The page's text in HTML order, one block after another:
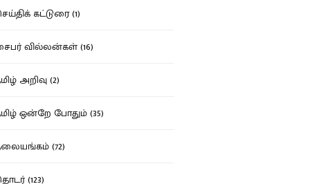
கட்டுரை (1)
வில்லன்கள் (16)
அறிவு (2)
ஒன்றே போதும் (35)
(72)
(123)